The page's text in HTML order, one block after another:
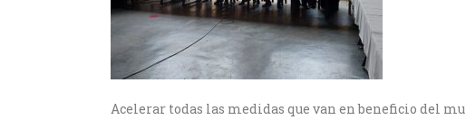
Acelerar todas las medidas que van en beneficio del